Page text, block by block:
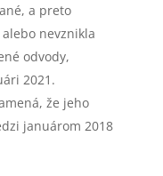
a preto
nevznikla
odvody,
2021.
že jeho
januárom 2018